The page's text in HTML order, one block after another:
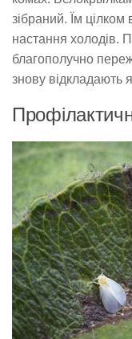
зібраний. Їм
настання холодів.
благополучно
знову відкладають